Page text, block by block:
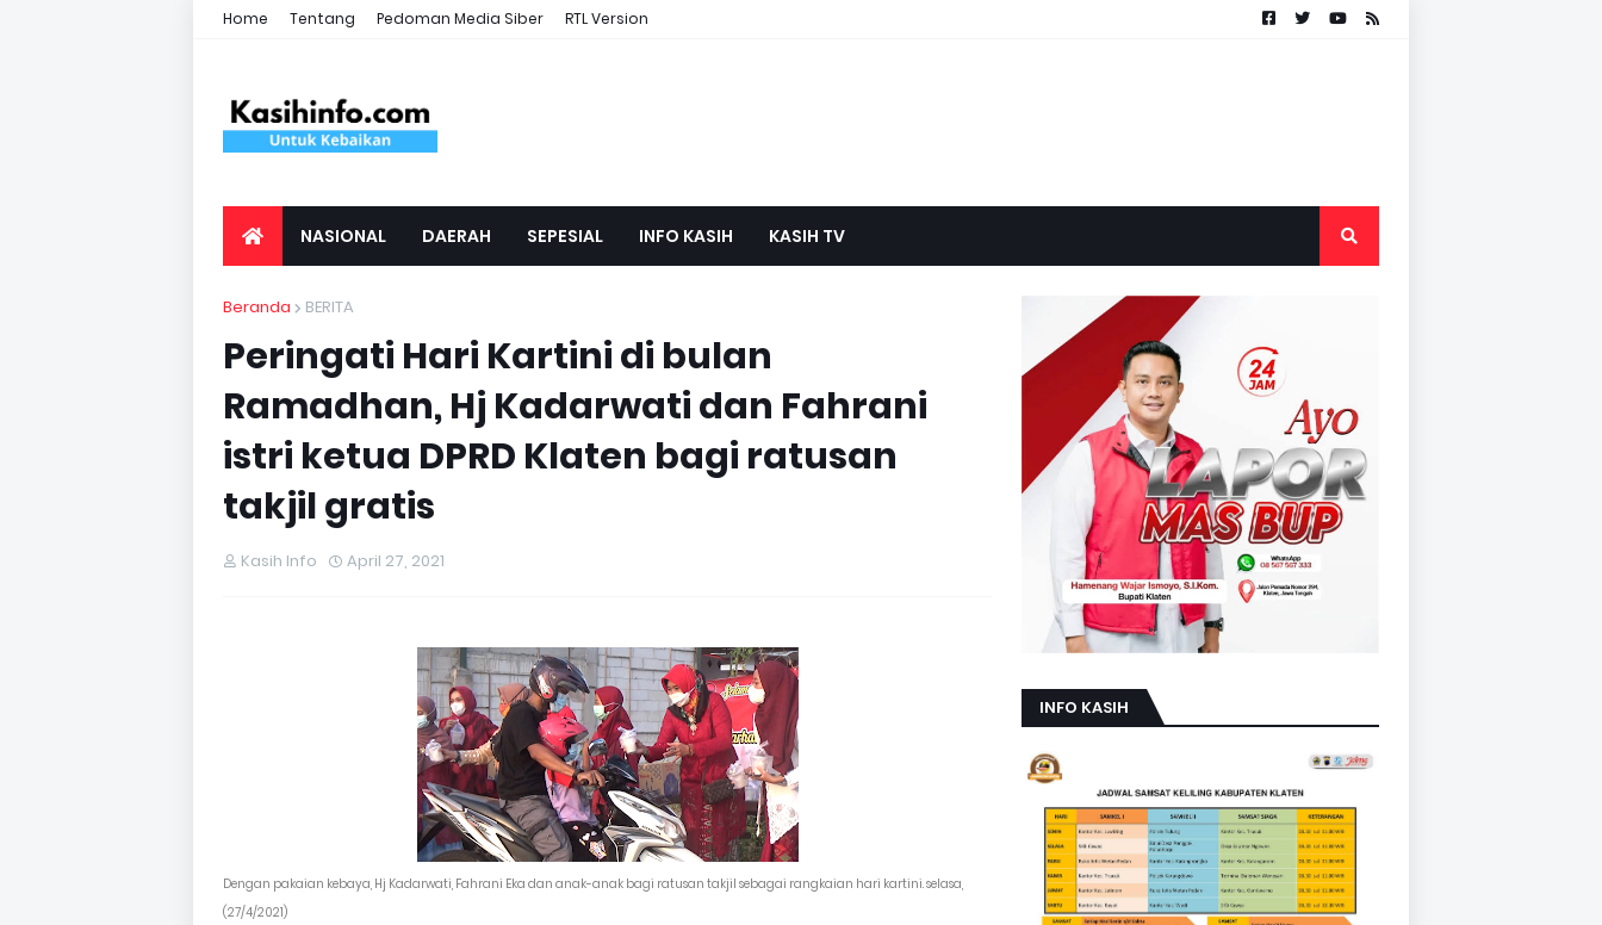
Home Tentang Pedoman Media Siber RTL Version
NASIONAL DAERAH SEPESIAL INFO KASIH KASIH TV
Beranda BERITA
Peringati Hari Kartini di bulan
Ramadhan, Hj Kadarwati dan Fahrani
istri ketua DPRD Klaten bagi ratusan
takjil gratis
Kasih Info April 27, 2021
Dengan pakaian kebaya, Hj Kadarwati, Fahrani Eka dan anak-anak bagi ratusan takjil sebagai rangkaian hari kartini. selasa,
(27/4/2021)
INFO KASIH